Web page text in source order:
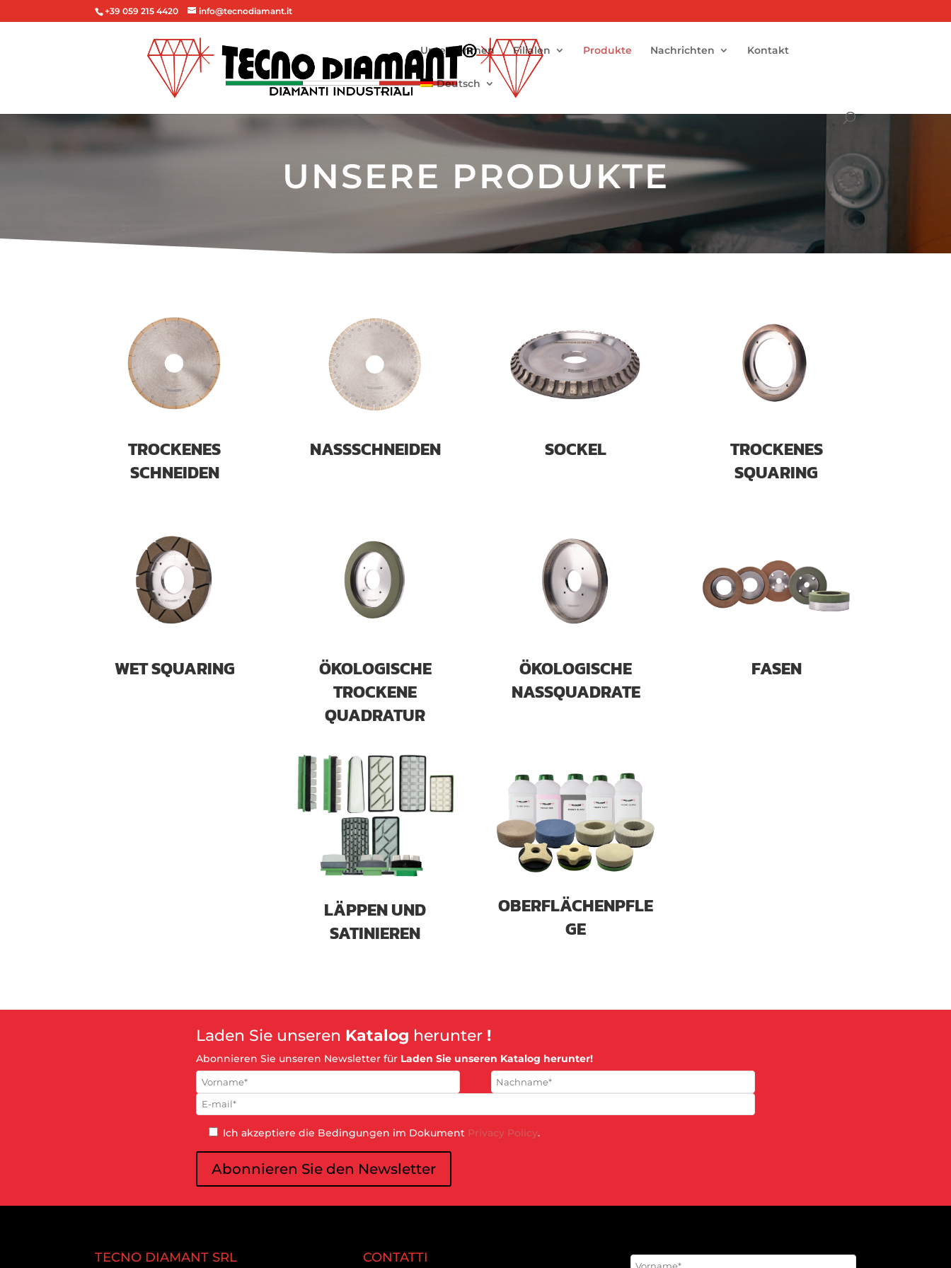
+39 059 215 4420 info@tecnodiamant.it
Unternehmen Filialen Produkte Nachrichten Kontakt
Deutsch
UNSERE PRODUKTE
TROCKENES
SCHNEIDEN
NASSSCHNEIDEN SOCKEL
TROCKENES
SQUARING
WET SQUARING
ÖKOLOGISCHE
TROCKENE
QUADRATUR
ÖKOLOGISCHE
NASSQUADRATE
FASEN
LÄPPEN UND
SATINIEREN
OBERFLÄCHENPFLE
GE
Laden Sie unseren Katalog herunter !
Abonnieren Sie unseren Newsletter für Laden Sie unseren Katalog herunter!
Ich akzeptiere die Bedingungen im Dokument Privacy Policy.
TECNO DIAMANT SRL CONTATTI